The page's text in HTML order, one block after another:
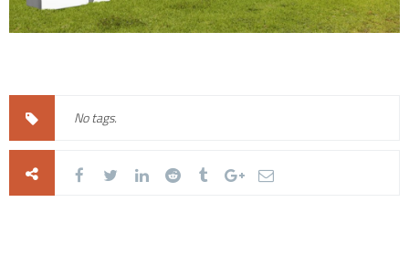
No tags.